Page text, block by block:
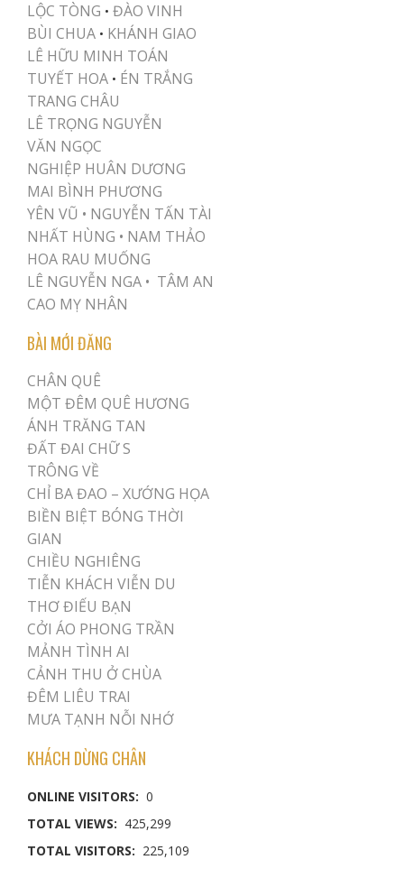
LỘC TÒNG • ĐÀO VINH
BÙI CHUA • KHÁNH GIAO
LÊ HỮU MINH TOÁN
TUYẾT HOA • ÉN TRẮNG
TRANG CHÂU
LÊ TRỌNG NGUYỄN
VĂN NGỌC
NGHIỆP HUÂN DƯƠNG
MAI BÌNH PHƯƠNG
YÊN VŨ • NGUYỄN TẤN TÀI
NHẤT HÙNG • NAM THẢO
HOA RAU MUỐNG
LÊ NGUYỄN NGA • TÂM AN
CAO MỴ NHÂN
BÀI MỚI ĐĂNG
CHÂN QUÊ
MỘT ĐÊM QUÊ HƯƠNG
ÁNH TRĂNG TAN
ĐẤT ĐAI CHỮ S
TRÔNG VỀ
CHỈ BA ĐAO – XƯỚNG HỌA
BIỀN BIỆT BÓNG THỜI
GIAN
CHIỀU NGHIÊNG
TIỄN KHÁCH VIỄN DU
THƠ ĐIẾU BẠN
CỞI ÁO PHONG TRẦN
MẢNH TÌNH AI
CẢNH THU Ở CHÙA
ĐÊM LIÊU TRAI
MƯA TẠNH NỖI NHỚ
KHÁCH DỪNG CHÂN
ONLINE VISITORS: 0
TOTAL VIEWS: 425,299
TOTAL VISITORS: 225,109